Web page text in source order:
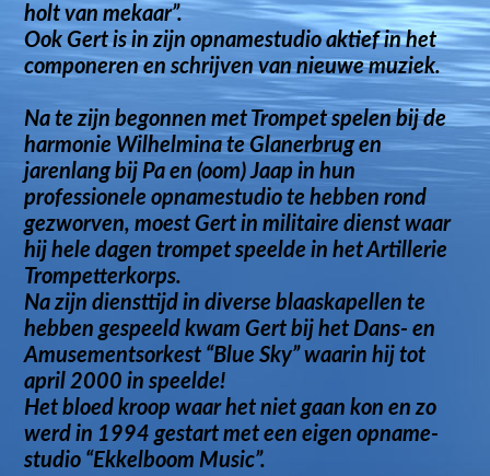
holt van mekaar”.
Ook Gert is in zijn opnamestudio aktief in het
componeren en schrijven van nieuwe muziek.
Na te zijn begonnen met Trompet spelen bij de
harmonie Wilhelmina te Glanerbrug en
jarenlang bij Pa en (oom) Jaap in hun
professionele opnamestudio te hebben rond
gezworven, moest Gert in militaire dienst waar
hij hele dagen trompet speelde in het Artillerie
Trompetterkorps.
Na zijn diensttijd in diverse blaaskapellen te
hebben gespeeld kwam Gert bij het Dans- en
Amusementsorkest “Blue Sky” waarin hij tot
april 2000 in speelde!
Het bloed kroop waar het niet gaan kon en zo
werd in 1994 gestart met een eigen opname-
studio “Ekkelboom Music”.